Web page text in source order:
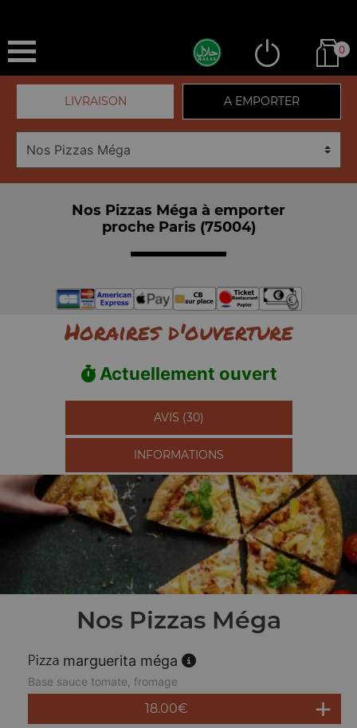
0
LIVRAISON A EMPORTER
Nos Pizzas Méga à emporter
proche Paris (75004)
Horaires d'ouverture
Actuellement ouvert
AVIS (30)
INFORMATIONS
Nos Pizzas Méga
marguerita méga
Base sauce tomate, fromage
18.00€